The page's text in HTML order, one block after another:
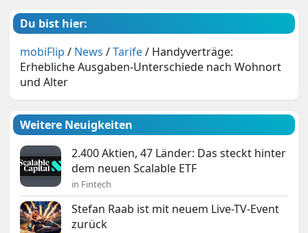
Du bist hier:
mobiFlip / News /Tarife/ Handyverträge:
Erhebliche Ausgaben-Unterschiede nach Wohnort
und Alter
Weitere Neuigkeiten
2.400 Aktien, 47 Länder: Das steckt hinter
dem neuen Scalable ETF
in Fintech
Stefan Raab ist mit neuem Live-TV-Event
zurück